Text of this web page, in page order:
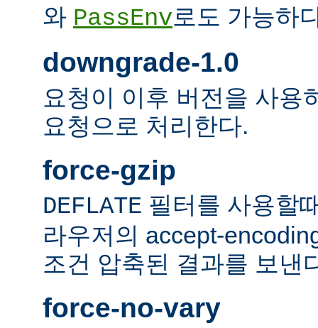
와 PassEnv로도 가능하
downgrade-1.0
요청이 이후 버전을 사용
요청으로 처리한다.
force-gzip
DEFLATE 필터를 사용할
라우저의 accept-
조건 압축된 결과를 보낸
force-no-vary